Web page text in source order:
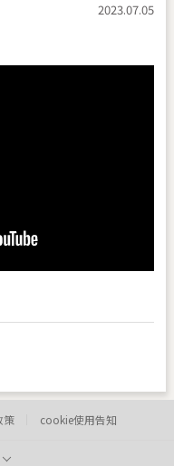
2023.07.05
策 cookie使用告知